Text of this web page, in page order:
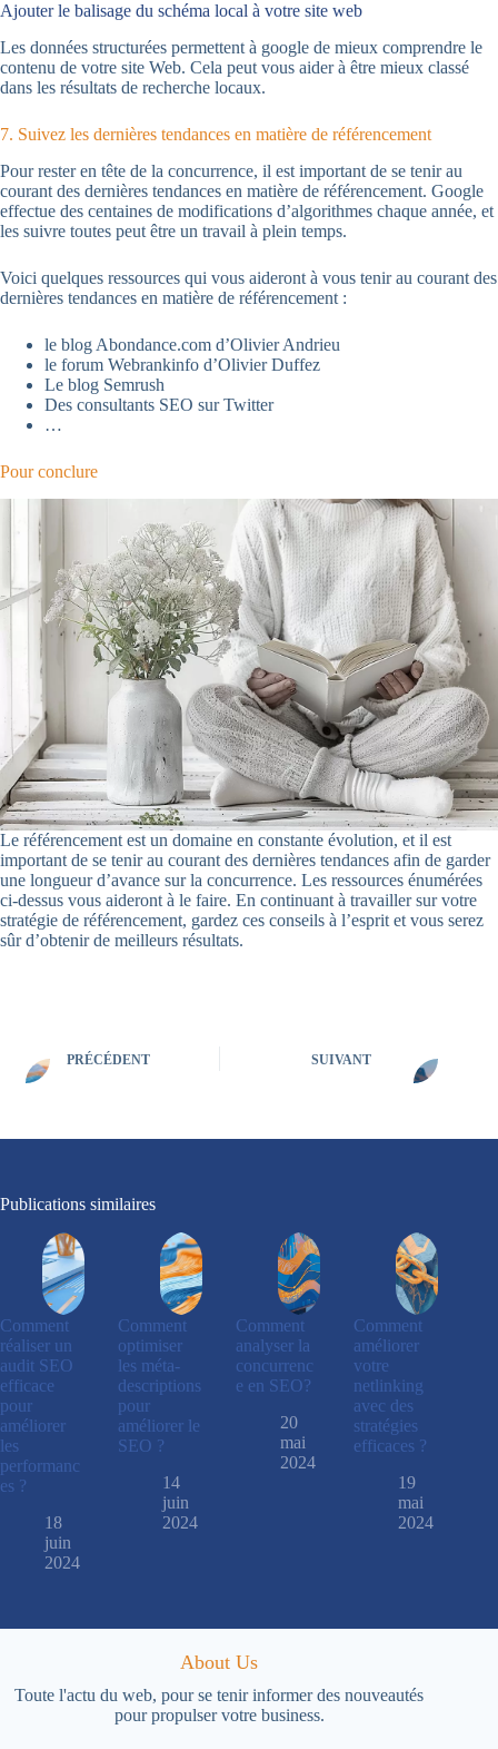
Ajouter le balisage du schéma local à votre site web
Les données structurées permettent à google de mieux comprendre le
contenu de votre site Web. Cela peut vous aider à être mieux classé
dans les résultats de recherche locaux.
7. Suivez les dernières tendances en matière de référencement
Pour rester en tête de la concurrence, il est important de se tenir au
courant des dernières tendances en matière de référencement. Google
effectue des centaines de modifications d’algorithmes chaque année, et
les suivre toutes peut être un travail à plein temps.
Voici quelques ressources qui vous aideront à vous tenir au courant des
dernières tendances en matière de référencement :
le blog Abondance.com d’Olivier Andrieu
le forum Webrankinfo d’Olivier Duffez
Le blog Semrush
Des consultants SEO sur Twitter
…
Pour conclure
Le référencement est un domaine en constante évolution, et il est
important de se tenir au courant des dernières tendances afin de garder
une longueur d’avance sur la concurrence. Les ressources énumérées
ci-dessus vous aideront à le faire. En continuant à travailler sur votre
stratégie de référencement, gardez ces conseils à l’esprit et vous serez
sûr d’obtenir de meilleurs résultats.
PRÉCÉDENT SUIVANT
Publications similaires
Comment
réaliser un
audit SEO
efficace
pour
améliorer
les
performanc
es ?
18
juin
2024
Comment
optimiser
les méta-
descriptions
pour
améliorer le
SEO ?
14
juin
2024
Comment
analyser la
concurrenc
e en SEO?
20
mai
2024
Comment
améliorer
votre
netlinking
avec des
stratégies
efficaces ?
19
mai
2024
About Us
Toute l'actu du web, pour se tenir informer des nouveautés
pour propulser votre business.